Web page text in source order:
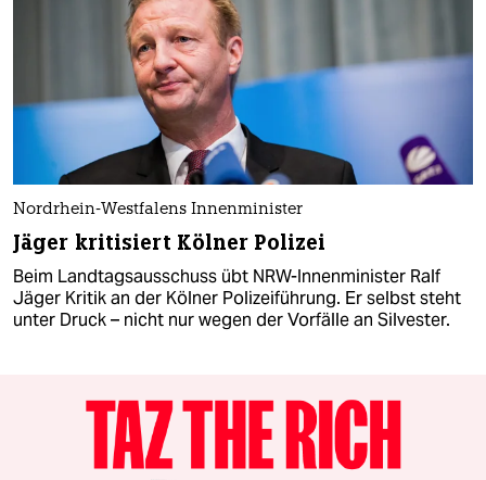
Nordrhein-Westfalens Innenminister
Jäger kritisiert Kölner Polizei
Beim Landtagsausschuss übt NRW-Innenminister Ralf
Jäger Kritik an der Kölner Polizeiführung. Er selbst steht
unter Druck – nicht nur wegen der Vorfälle an Silvester.